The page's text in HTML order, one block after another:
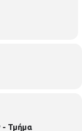
- Τμήμα